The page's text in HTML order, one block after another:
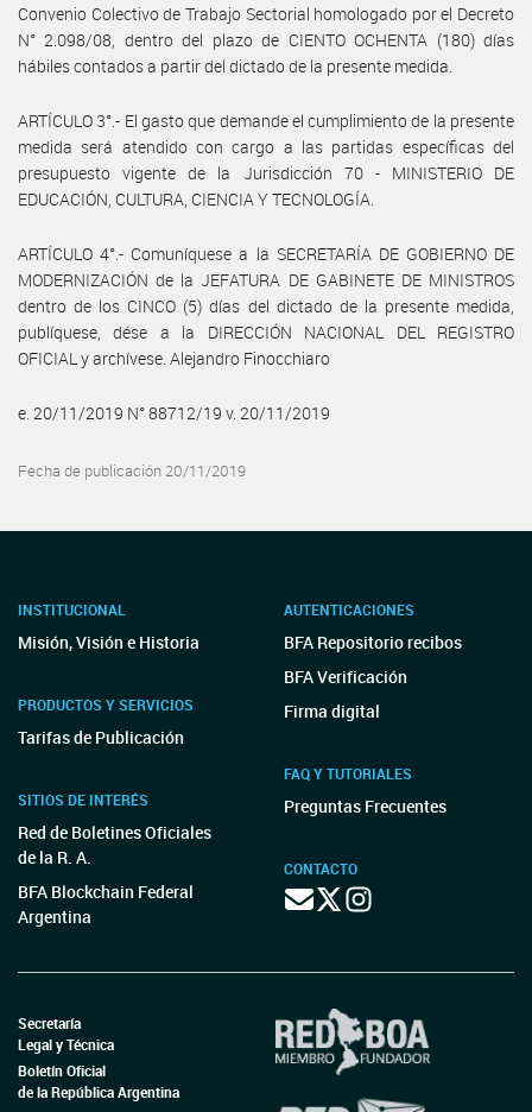
Convenio Colectivo de Trabajo Sectorial homologado por el Decreto
N° 2.098/08, dentro del plazo de CIENTO OCHENTA (180) días
hábiles contados a partir del dictado de la presente medida.
ARTÍCULO 3°.- El gasto que demande el cumplimiento de la presente
medida será atendido con cargo a las partidas específicas del
presupuesto vigente de la Jurisdicción 70 - MINISTERIO DE
EDUCACIÓN, CULTURA, CIENCIA Y TECNOLOGÍA.
ARTÍCULO 4°.- Comuníquese a la SECRETARÍA DE GOBIERNO DE
MODERNIZACIÓN de la JEFATURA DE GABINETE DE MINISTROS
dentro de los CINCO (5) días del dictado de la presente medida,
publíquese, dése a la DIRECCIÓN NACIONAL DEL REGISTRO
OFICIAL y archívese. Alejandro Finocchiaro
e. 20/11/2019 N° 88712/19 v. 20/11/2019
Fecha de publicación 20/11/2019
INSTITUCIONAL
Misión, Visión e Historia
PRODUCTOS Y SERVICIOS
Tarifas de Publicación
SITIOS DE INTERÉS
Red de Boletines Oficiales
de la R. A.
BFA Blockchain Federal
Argentina
AUTENTICACIONES
BFA Repositorio recibos
BFA Verificación
Firma digital
FAQ Y TUTORIALES
Preguntas Frecuentes
CONTACTO
Secretaría
Legal y Técnica
Boletín Oficial
de la República Argentina